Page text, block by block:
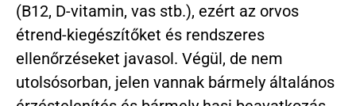
(B12, D-vitamin, vas stb.), ezért az orvos
étrend-kiegészítőket és rendszeres
ellenőrzéseket javasol. Végül, de nem
utolsósorban, jelen vannak bármely általános